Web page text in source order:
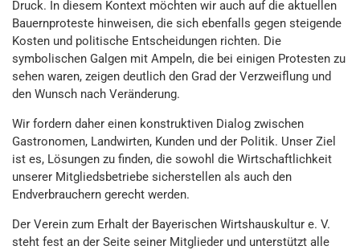
Druck. In diesem Kontext möchten wir auch auf die aktuellen
Bauernproteste hinweisen, die sich ebenfalls gegen steigende
Kosten und politische Entscheidungen richten. Die
symbolischen Galgen mit Ampeln, die bei einigen Protesten zu
sehen waren, zeigen deutlich den Grad der Verzweiflung und
den Wunsch nach Veränderung.
Wir fordern daher einen konstruktiven Dialog zwischen
Gastronomen, Landwirten, Kunden und der Politik. Unser Ziel
ist es, Lösungen zu finden, die sowohl die Wirtschaftlichkeit
unserer Mitgliedsbetriebe sicherstellen als auch den
Endverbrauchern gerecht werden.
Der Verein zum Erhalt der Bayerischen Wirtshauskultur e. V.
steht fest an der Seite seiner Mitglieder und unterstützt alle